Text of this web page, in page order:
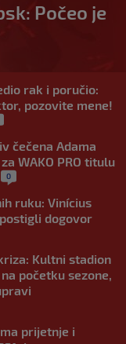
Počeo je
rak i poručio:
pozovite mene!
čečena Adama
WAKO PRO titulu
0
ruku: Vinícius
dogovor
Kultni stadion
početku sezone,
prijetnje i